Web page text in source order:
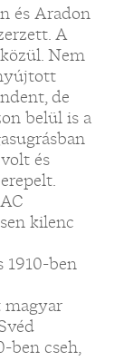
és Aradon
A
Nem
de
belül is a
és
kilenc
1910-ben
ben cseh,